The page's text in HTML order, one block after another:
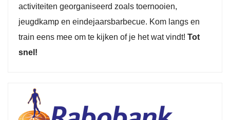
activiteiten georganiseerd zoals toernooien,
jeugdkamp en eindejaarsbarbecue. Kom langs en
train eens mee om te kijken of je het wat vindt! Tot
snel!